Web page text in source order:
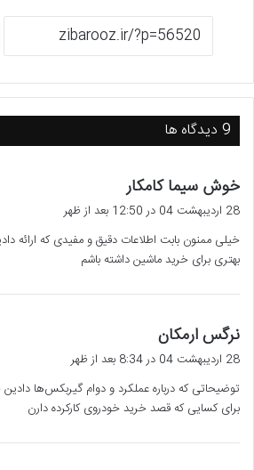
‫9 دیدگاه ها
خوش سیما کامکار
ف
:
28 اردیبهشت 04 در 12:50 بعد از ظهر
خیلی ممنون بابت اطلاعات دقیق و مفیدی که ارائه
بهتری برای خرید ماشین داشته باشم
نرگس ارمکان
ت
:
28 اردیبهشت 04 در 8:34 بعد از ظهر
توضیحاتی که درباره عملکرد و دوام گیربکس‌ها
برای کسایی که قصد خرید خودروی کارکرده دارن